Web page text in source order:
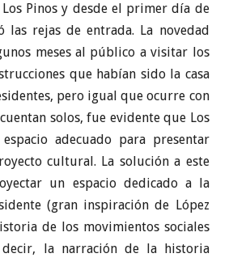
Los Pinos y desde el primer día de
las rejas de entrada. La novedad
meses al público a visitar los
que habían sido la casa
pero igual que ocurre con
solos, fue evidente que Los
adecuado para presentar
cultural. La solución a este
un espacio dedicado a la
(gran inspiración de López
de los movimientos sociales
la narración de la historia